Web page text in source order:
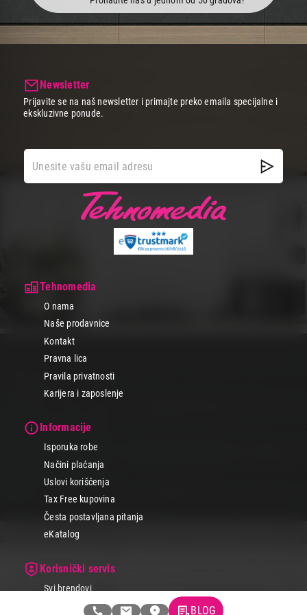
Tehnomedia
O nama
Naše prodavnice
Kontakt
Pravna lica
Pravila privatnosti
Karijera i zaposlenje
Informacije
Isporuka robe
Načini plaćanja
Uslovi korišćenja
Tax Free kupovina
Česta postavljana pitanja
eKatalog
Korisnički servis
Svi brendovi
Vraćanje robe
Newsletter
Prijavite se na naš newsletter i primajte preko emaila specijalne i
ekskluzivne ponude.
BLOG